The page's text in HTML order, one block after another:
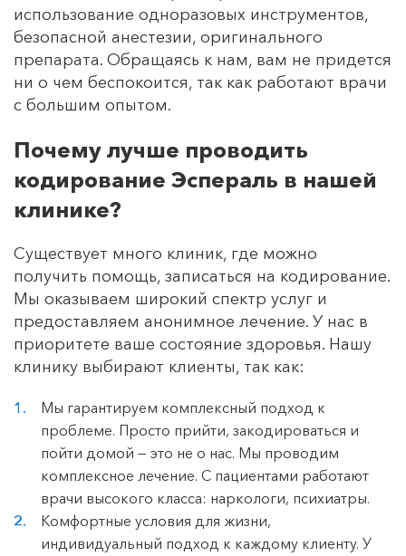
использование одноразовых инструментов,
безопасной анестезии, оригинального
препарата. Обращаясь к нам, вам не придется
ни о чем беспокоится, так как работают врачи
с большим опытом.
Почему лучше проводить
кодирование Эспераль в нашей
клинике?
Существует много клиник, где можно
получить помощь, записаться на кодирование.
Мы оказываем широкий спектр услуг и
предоставляем анонимное лечение. У нас в
приоритете ваше состояние здоровья. Нашу
клинику выбирают клиенты, так как:
Мы гарантируем комплексный подход к
проблеме. Просто прийти, закодироваться и
пойти домой — это не о нас. Мы проводим
комплексное лечение. С пациентами работают
врачи высокого класса: наркологи, психиатры.
Комфортные условия для жизни,
индивидуальный подход к каждому клиенту. У